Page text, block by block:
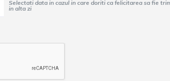
Selectati data in cazul in care doriti ca felicitarea sa fie trimisa
in alta zi